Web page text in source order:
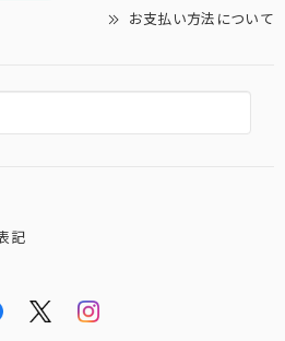
お支払い方法について
記